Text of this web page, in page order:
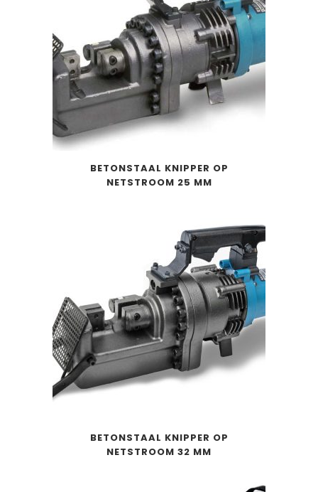
BETONSTAAL KNIPPER OP
NETSTROOM 25 MM
BETONSTAAL KNIPPER OP
NETSTROOM 32 MM